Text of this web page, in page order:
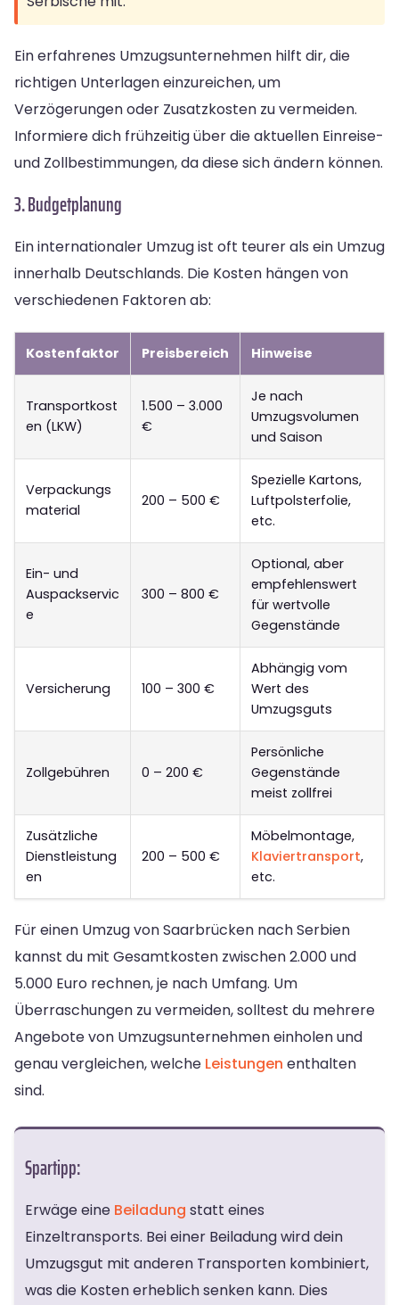
Ein erfahrenes Umzugsunternehmen hilft dir, die
richtigen Unterlagen einzureichen, um
Verzögerungen oder Zusatzkosten zu vermeiden.
Informiere dich frühzeitig über die aktuellen Einreise-
und Zollbestimmungen, da diese sich ändern können.
3. Budgetplanung
Ein internationaler Umzug ist oft teurer als ein Umzug
innerhalb Deutschlands. Die Kosten hängen von
verschiedenen Faktoren ab:
Kostenfaktor Preisbereich Hinweise
Transportkost
en (LKW)
1.500 – 3.000
€
Je nach
Umzugsvolumen
und Saison
Verpackungs
material
200 – 500 €
Spezielle Kartons,
Luftpolsterfolie,
etc.
Ein- und
Auspackservic
e
300 – 800 €
Optional, aber
empfehlenswert
für wertvolle
Gegenstände
Versicherung 100 – 300 €
Abhängig vom
Wert des
Umzugsguts
Zollgebühren 0 – 200 €
Persönliche
Gegenstände
meist zollfrei
Zusätzliche
Dienstleistung
en
200 – 500 €
Möbelmontage,
Klaviertransport,
etc.
Für einen Umzug von Saarbrücken nach Serbien
kannst du mit Gesamtkosten zwischen 2.000 und
5.000 Euro rechnen, je nach Umfang. Um
Überraschungen zu vermeiden, solltest du mehrere
Angebote von Umzugsunternehmen einholen und
genau vergleichen, welche Leistungen enthalten
sind.
Spartipp:
Erwäge eine Beiladung statt eines
Einzeltransports. Bei einer Beiladung wird dein
Umzugsgut mit anderen Transporten kombiniert,
was die Kosten erheblich senken kann. Dies